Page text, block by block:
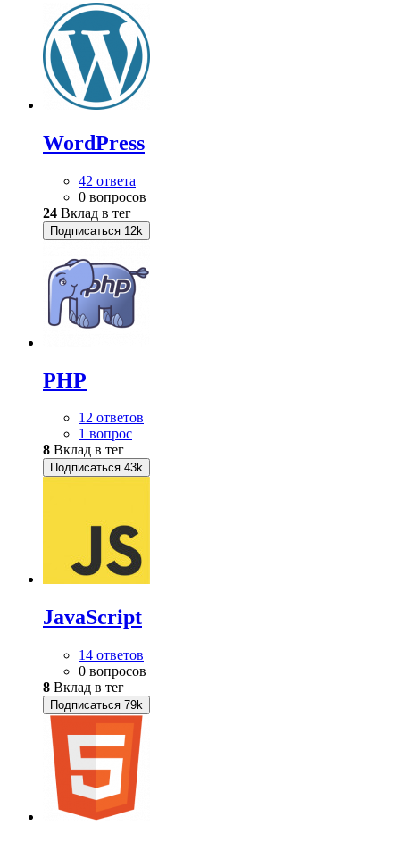
WordPress
42 ответа
0 вопросов
24 Вклад в тег
Подписаться 12k
PHP
12 ответов
1 вопрос
8 Вклад в тег
Подписаться 43k
JavaScript
14 ответов
0 вопросов
8 Вклад в тег
Подписаться 79k